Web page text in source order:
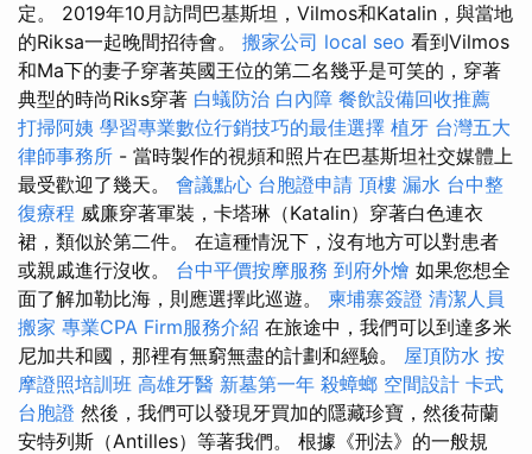
定。 2019年10月訪問巴基斯坦，Vilmos和Katalin，與當地
的Riksa一起晚間招待會。 搬家公司 local seo 看到Vilmos
和Ma下的妻子穿著英國王位的第二名幾乎是可笑的，穿著
典型的時尚Riks穿著 白蟻防治 白內障 餐飲設備回收推薦
打掃阿姨 學習專業數位行銷技巧的最佳選擇 植牙 台灣五大
律師事務所 - 當時製作的視頻和照片在巴基斯坦社交媒體上
最受歡迎了幾天。 會議點心 台胞證申請 頂樓 漏水 台中整
復療程 威廉穿著軍裝，卡塔琳（Katalin）穿著白色連衣
裙，類似於第二件。 在這種情況下，沒有地方可以對患者
或親戚進行沒收。 台中平價按摩服務 到府外燴 如果您想全
面了解加勒比海，則應選擇此巡遊。 柬埔寨簽證 清潔人員
搬家 專業CPA Firm服務介紹 在旅途中，我們可以到達多米
尼加共和國，那裡有無窮無盡的計劃和經驗。 屋頂防水 按
摩證照培訓班 高雄牙醫 新墓第一年 殺蟑螂 空間設計 卡式
台胞證 然後，我們可以發現牙買加的隱藏珍寶，然後荷蘭
安特列斯（Antilles）等著我們。 根據《刑法》的一般規